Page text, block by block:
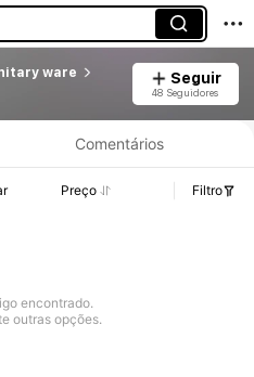
ware Seguir
48 Seguidores
Preço, Vendas e Detalhes de Stock.
Comentários
Preço Filtro
encontrado.
outras opções.